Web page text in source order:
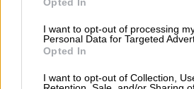
I want to opt-out of processing
Personal Data for Targeted
Opted In
I want to opt-out of Collection,
για τον τίτλο του MVP
Η συζήτηση για τον
2019-20 άνοιξε πολύ νωρίς